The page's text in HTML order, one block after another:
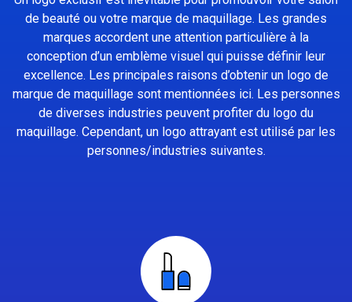
de beauté ou votre marque de maquillage. Les grandes
marques accordent une attention particulière à la
conception d’un emblème visuel qui puisse définir leur
excellence. Les principales raisons d’obtenir un logo de
marque de maquillage sont mentionnées ici. Les personnes
de diverses industries peuvent profiter du logo du
maquillage. Cependant, un logo attrayant est utilisé par les
personnes/industries suivantes.